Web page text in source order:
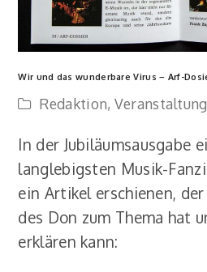
Wir und das wunderbare Virus – Arf-
Redaktion,
In der Jubiläumsausgabe
langlebigsten Musik-
ein Artikel erschienen,
des Don zum Thema hat
erklären kann: